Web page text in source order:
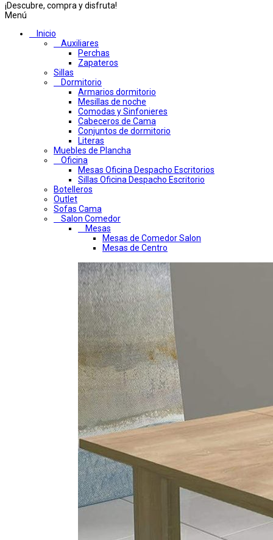
¡Descubre, compra y disfruta!
Menú
Inicio
Auxiliares
Perchas
Zapateros
Sillas
Dormitorio
Armarios dormitorio
Mesillas de noche
Comodas y Sinfonieres
Cabeceros de Cama
Conjuntos de dormitorio
Literas
Muebles de Plancha
Oficina
Mesas Oficina Despacho Escritorios
Sillas Oficina Despacho Escritorio
Botelleros
Outlet
Sofas Cama
Salon Comedor
Mesas
Mesas de Comedor Salon
Mesas de Centro